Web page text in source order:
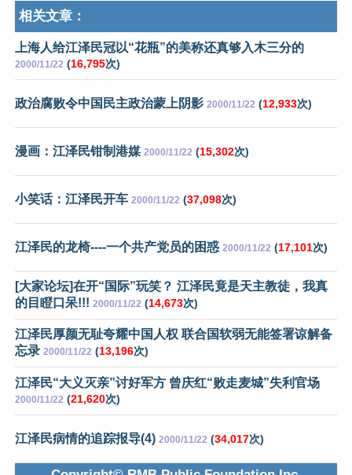
相关文章：
上海人给江泽民冠以“花瓶”的美称还真够入木三分的
2000/11/22 (16,795次)
政治腐败令中国民主政治蒙上阴影 2000/11/22 (12,933次)
漫画：江泽民钳制港媒 2000/11/22 (15,302次)
小笑话：江泽民开车 2000/11/22 (37,098次)
江泽民的龙椅----一个共产党员的困惑 2000/11/22 (17,101次)
[大家论坛]在开“国际”玩笑？ 江泽民竟是天主教徒，我真
的目瞪口呆!!! 2000/11/22 (14,673次)
江泽民厚颜无耻夸耀中国人权 联合国软弱无能签署谅解备
忘录 2000/11/22 (13,196次)
江泽民“大义灭亲”讨好军方 曾庆红“败走麦城”失利官场
2000/11/22 (21,620次)
江泽民病情的追踪报导(4) 2000/11/22 (34,017次)